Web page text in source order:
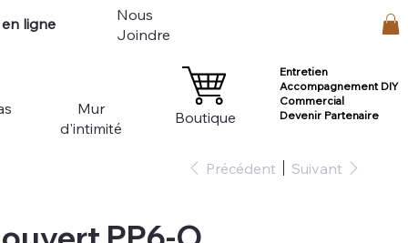
ligne
Nous
Joindre
Mur
d'intimité
Boutique
Entretien
Accompagnement DIY
Commercial
Devenir Partenaire
Précédent Suivant